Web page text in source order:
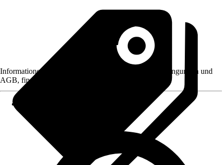
Informationen des Verkäufers, wie z. B. Rückgabebedingungen und
AGB, finden Sie bei Klick auf den Verkäufernamen.